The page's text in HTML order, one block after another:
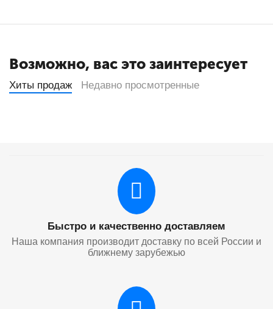
Возможно, вас это заинтересует
Хиты продаж Недавно просмотренные
Быстро и качественно доставляем
Наша компания производит доставку по всей России и
ближнему зарубежью